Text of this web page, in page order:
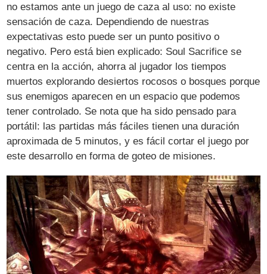
no estamos ante un juego de caza al uso: no existe
sensación de caza. Dependiendo de nuestras
expectativas esto puede ser un punto positivo o
negativo. Pero está bien explicado: Soul Sacrifice se
centra en la acción, ahorra al jugador los tiempos
muertos explorando desiertos rocosos o bosques porque
sus enemigos aparecen en un espacio que podemos
tener controlado. Se nota que ha sido pensado para
portátil: las partidas más fáciles tienen una duración
aproximada de 5 minutos, y es fácil cortar el juego por
este desarrollo en forma de goteo de misiones.